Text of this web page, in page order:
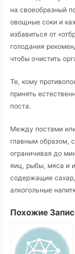
на своеобразный
овощные соки и
избавиться от
голодания
чтобы очистить
Те, кому
принять
поста.
Между постами
главным образом,
ограничивая до
яиц, рыбы, мяса и
содержащие
алкогольные
Похожие